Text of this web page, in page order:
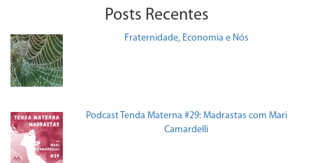
Posts Recentes
Fraternidade, Economia e Nós
Podcast Tenda Materna #29: Madrastas com Mari
Camardelli